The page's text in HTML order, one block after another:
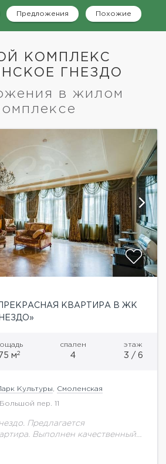
Предложения Похожие
КОМПЛЕКС
ГНЕЗДО
в жилом
КВАРТИРА В ЖК
м2
спален
4
этаж
3 / 6
Культуры Смоленская
пер. 11
Предлагается
Выполнен качественный
Планировка: кухня-столовая,